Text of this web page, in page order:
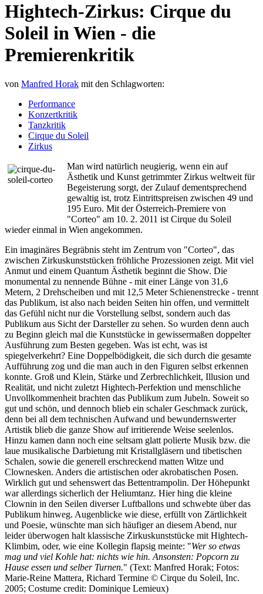
Hightech-Zirkus: Cirque du
Soleil in Wien - die
Premierenkritik
von Manfred Horak mit den Schlagworten:
Performance
Konzertkritik
Tanzkritik
Cirque du Soleil
Zirkus
Man wird natürlich neugierig, wenn ein auf
Ästhetik und Kunst getrimmter Zirkus weltweit für
Begeisterung sorgt, der Zulauf dementsprechend
gewaltig ist, trotz Eintrittspreisen zwischen 49 und
195 Euro. Mit der Österreich-Premiere von
"Corteo" am 10. 2. 2011 ist Cirque du Soleil
wieder einmal in Wien angekommen.
Ein imaginäres Begräbnis steht im Zentrum von "Corteo", das
zwischen Zirkuskunststücken fröhliche Prozessionen zeigt. Mit viel
Anmut und einem Quantum Ästhetik beginnt die Show. Die
monumental zu nennende Bühne - mit einer Länge von 31,6
Metern, 2 Drehscheiben und mit 12,5 Meter Schienenstrecke - trennt
das Publikum, ist also nach beiden Seiten hin offen, und vermittelt
das Gefühl nicht nur die Vorstellung selbst, sondern auch das
Publikum aus Sicht der Darsteller zu sehen. So wurden denn auch
zu Beginn gleich mal die Kunststücke in gewissermaßen doppelter
Ausführung zum Besten gegeben. Was ist echt, was ist
spiegelverkehrt? Eine Doppelbödigkeit, die sich durch die gesamte
Aufführung zog und die man auch in den Figuren selbst erkennen
konnte. Groß und Klein, Stärke und Zerbrechlichkeit, Illusion und
Realität, und nicht zuletzt Hightech-Perfektion und menschliche
Unvollkommenheit brachten das Publikum zum Jubeln. Soweit so
gut und schön, und dennoch blieb ein schaler Geschmack zurück,
denn bei all dem technischen Aufwand und bewundernswerter
Artistik blieb die ganze Show auf irritierende Weise seelenlos.
Hinzu kamen dann noch eine seltsam glatt polierte Musik bzw. die
laue musikalische Darbietung mit Kristallgläsern und tibetischen
Schalen, sowie die generell erschreckend matten Witze und
Clownesken. Anders die artistischen oder akrobatischen Posen.
Wirklich gut und sehenswert das Bettentrampolin. Der Höhepunkt
war allerdings sicherlich der Heliumtanz. Hier hing die kleine
Clownin in den Seilen diverser Luftballons und schwebte über das
Publikum hinweg. Augenblicke wie diese, erfüllt von Zärtlichkeit
und Poesie, wünschte man sich häufiger an diesem Abend, nur
leider überwogen halt klassische Zirkuskunststücke mit Hightech-
Klimbim, oder, wie eine Kollegin flapsig meinte: "Wer so etwas
mag und viel Kohle hat: nichts wie hin. Ansonsten: Popcorn zu
Hause essen und selber Turnen." (Text: Manfred Horak; Fotos:
Marie-Reine Mattera, Richard Termine © Cirque du Soleil, Inc.
2005; Costume credit: Dominique Lemieux)